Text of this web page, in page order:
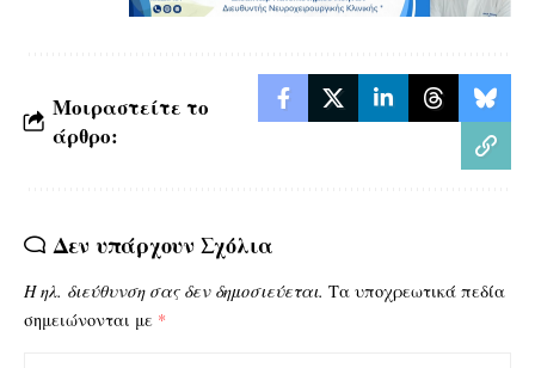
Μοιραστείτε το
άρθρο:
Δεν υπάρχουν Σχόλια
Η ηλ. διεύθυνση σας δεν δημοσιεύεται. Τα υποχρεωτικά πεδία
σημειώνονται με *